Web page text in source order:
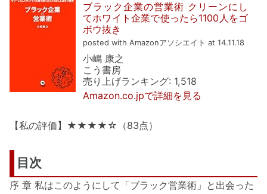
ブラック企業の営業術 クリーンにし
てホワイト企業で使ったら1100人をゴ
ボウ抜き
posted with Amazonアソシエイト at 14.11.18
小嶋 康之
こう書房
売り上げランキング: 1,518
Amazon.co.jpで詳細を見る
【私の評価】★★★★☆（83点）
目次
序 章 私はこのようにして「ブラック営業術」と出会った